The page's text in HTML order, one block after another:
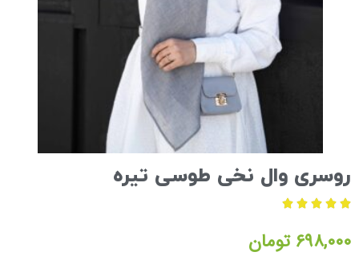
روسری وال نخی طوسی تیره





۶۹۸,۰۰۰ تومان